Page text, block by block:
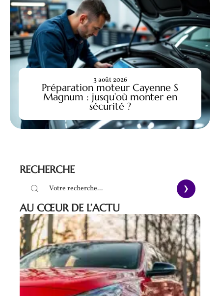
Préparation moteur Cayenne S
Magnum : jusqu’où monter en
sécurité ?
3 août 2026
RECHERCHE
AU CŒUR DE L’ACTU